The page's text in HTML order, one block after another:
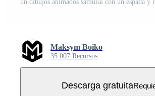
Maksym Boiko
35.007 Recursos
Descarga gratuita